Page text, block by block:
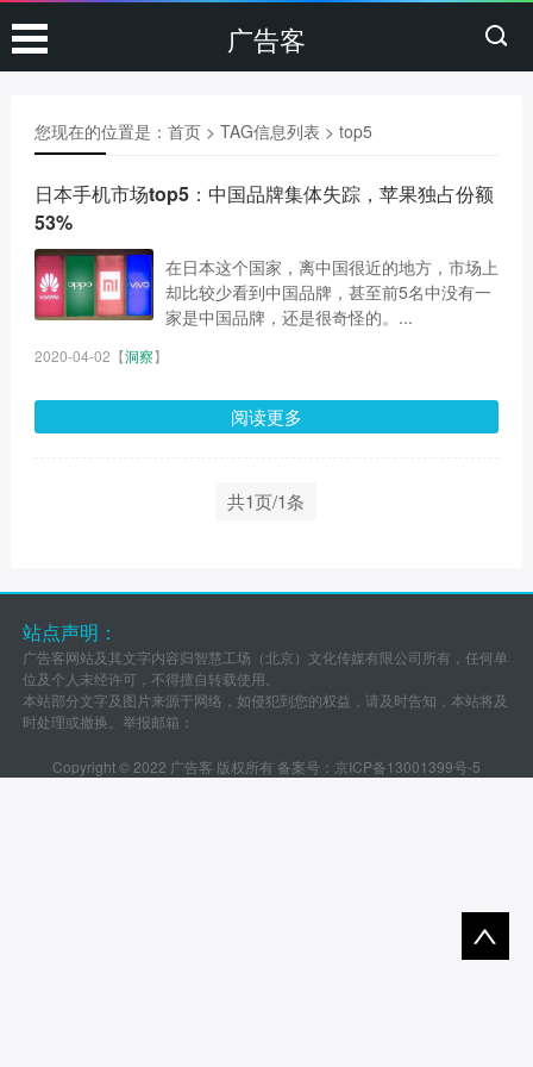
广告客
您现在的位置是： 首页> TAG信息列表 > top5
日本手机市场top5：中国品牌集体失踪，苹果独占份额
53%
在日本这个国家，离中国很近的地方，市场上
却比较少看到中国品牌，甚至前5名中没有一
家是中国品牌，还是很奇怪的。...
2020-04-02 【洞察】
阅读更多
共1页/1条
站点声明：
广告客网站及其文字内容归智慧工场（北京）文化传媒有限公司所有，任何单
位及个人未经许可，不得擅自转载使用。
本站部分文字及图片来源于网络，如侵犯到您的权益，请及时告知，本站将及
时处理或撤换。举报邮箱：
Copyright © 2022 广告客 版权所有 备案号： 京ICP备13001399号-5